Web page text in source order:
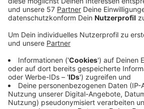
schaffen und im Kreise seiner
sesshaft werden will,teilt die
Deswegen habe man sich auf
Vertrags verständigt.
Robin Garnier ist im Sommer
Stuttgarter Kickers zum Tivoli
Regionalliga-Einsätzen für die
er sechs Tore erzielt. Er selbst